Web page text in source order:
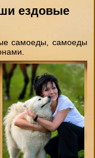
в манеже,
Записывайтесь!
прогулку или при
School"
абонементы на
Занятия проходят
круглый год.
с нуля (опыт не
до галопа";
ездовые
самоеды, самоеды